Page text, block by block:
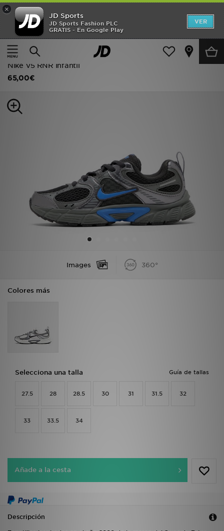
×
JD Sports
JD Sports Fashion PLC
GRATIS - En Google Play
VER
Página principal
Niños
Calzado infantil (tallas 28-35)
Nike V5 RNR Infantil
65,00€
Images 360°
Colores más
Guía de tallas
Selecciona una talla
27.5 28 28.5 30 31 31.5 32
33 33.5 34
Añade a la cesta
Descripción
Hombre
Mujer
Niños
Estilo
Ofertas
TARJETA REGALO